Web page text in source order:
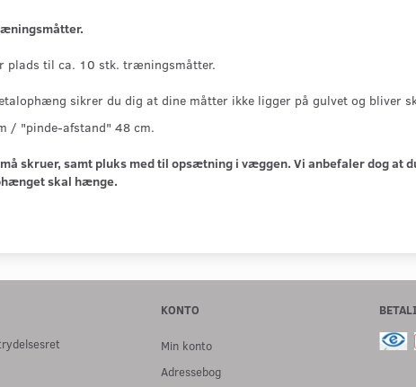
plads til ca. 10 stk. træningsmåtter.
sikrer du dig at dine måtter ikke ligger på gulvet og bliver
/ "pinde-afstand" 48 cm.
skruer, samt pluks med til opsætning i væggen. Vi anbefaler dog at
skal hænge.
KONTO
Min konto
Adressebog